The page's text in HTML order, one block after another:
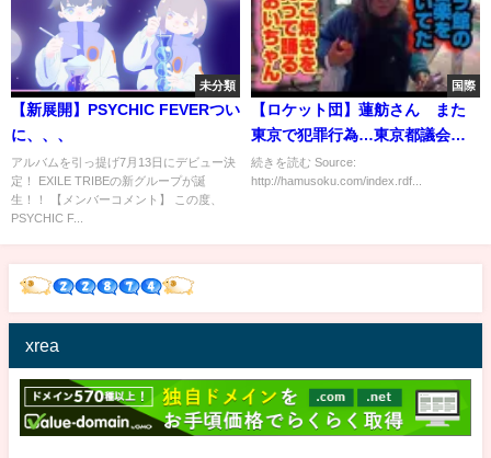
未分類
【新展開】PSYCHIC FEVERつい
に、、、
アルバムを引っ提げ7月13日にデビュー決
定！ EXILE TRIBEの新グループが誕
生！！ 【メンバーコメント】 この度、
PSYCHIC F...
国際
【ロケット団】蓮舫さん また
東京で犯罪行為…東京都議会議
員「やり口は暴走族やピンクチ
ラシと同じですが、普通に犯罪
続きを読む Source:
http://hamusoku.com/index.rdf...
xrea